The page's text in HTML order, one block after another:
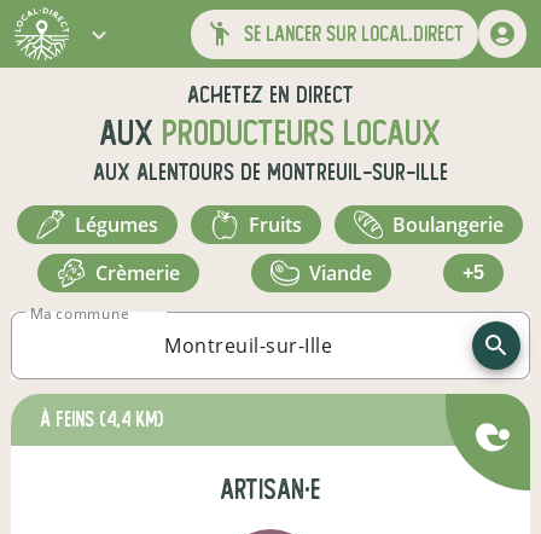
se lancer sur local.direct
Achetez en direct
aux producteurs locaux
aux alentours de Montreuil-sur-Ille
légumes fruits
boulangerie
crèmerie
viande +5
Ma commune
à Feins (4,4 km)
artisan·e